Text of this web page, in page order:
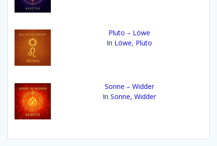
Pluto – Löwe
In Löwe, Pluto
Sonne – Widder
In Sonne, Widder